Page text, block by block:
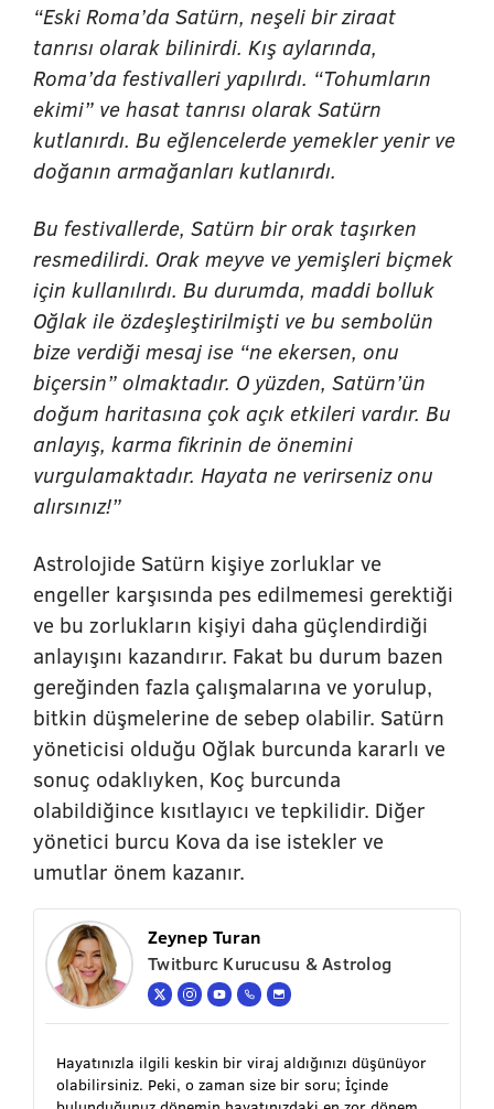
“Eski Roma’da Satürn, neşeli bir ziraat
tanrısı olarak bilinirdi. Kış aylarında,
Roma’da festivalleri yapılırdı. “Tohumların
ekimi” ve hasat tanrısı olarak Satürn
kutlanırdı. Bu eğlencelerde yemekler yenir ve
doğanın armağanları kutlanırdı.
Bu festivallerde, Satürn bir orak taşırken
resmedilirdi. Orak meyve ve yemişleri biçmek
için kullanılırdı. Bu durumda, maddi bolluk
Oğlak ile özdeşleştirilmişti ve bu sembolün
bize verdiği mesaj ise “ne ekersen, onu
biçersin” olmaktadır. O yüzden, Satürn’ün
doğum haritasına çok açık etkileri vardır. Bu
anlayış, karma fikrinin de önemini
vurgulamaktadır. Hayata ne verirseniz onu
alırsınız!”
Astrolojide Satürn kişiye zorluklar ve
engeller karşısında pes edilmemesi gerektiği
ve bu zorlukların kişiyi daha güçlendirdiği
anlayışını kazandırır. Fakat bu durum bazen
gereğinden fazla çalışmalarına ve yorulup,
bitkin düşmelerine de sebep olabilir. Satürn
yöneticisi olduğu Oğlak burcunda kararlı ve
sonuç odaklıyken, Koç burcunda
olabildiğince kısıtlayıcı ve tepkilidir. Diğer
yönetici burcu Kova da ise istekler ve
umutlar önem kazanır.
Zeynep Turan
Twitburc Kurucusu & Astrolog
Hayatınızla ilgili keskin bir viraj aldığınızı düşünüyor
olabilirsiniz. Peki, o zaman size bir soru; İçinde